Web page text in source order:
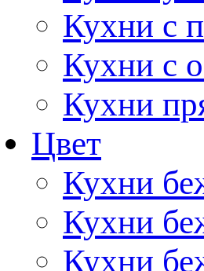
Кухни с
Кухни с
Кухни
Цвет
Кухни
Кухни
Кухни